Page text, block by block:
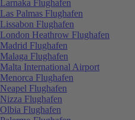
Larnaka Flughafen
Las Palmas Flughafen
Lissabon Flughafen
London Heathrow Flughafen
Madrid Flughafen
Malaga Flughafen
Malta International Airport
Menorca Flughafen
Neapel Flughafen
Nizza Flughafen
Olbia Flughafen